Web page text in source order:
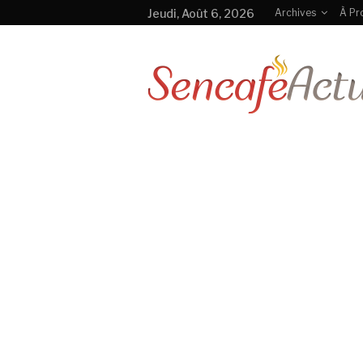
Jeudi, Août 6, 2026 Archives À